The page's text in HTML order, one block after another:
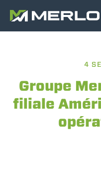
4
Groupe
filiale